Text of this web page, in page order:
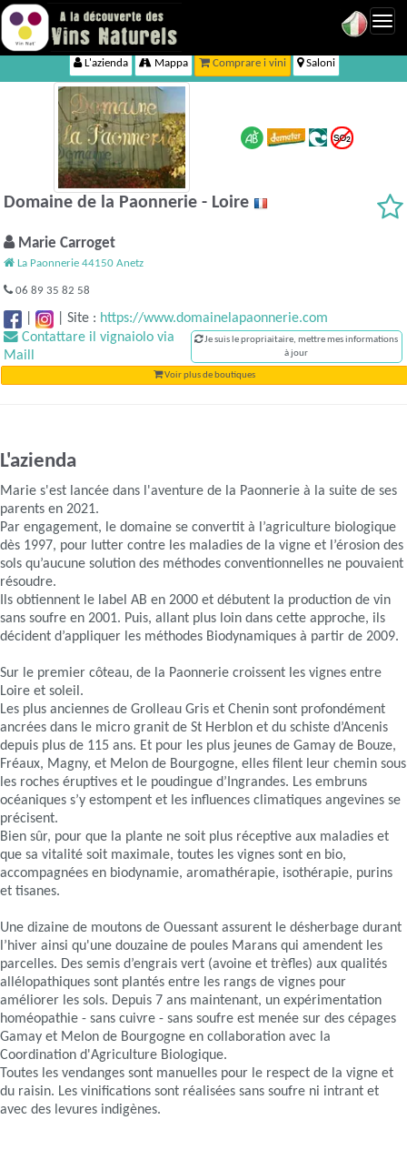
L'azienda Mappa Comprare i vini Saloni
Domaine de la Paonnerie - Loire
Marie Carroget
La Paonnerie 44150 Anetz
06 89 35 82 58
| |Site : https://www.domainelapaonnerie.com
Contattare il vignaiolo via
Maill
Je suis le propriaitaire, mettre mes informations
à jour
Voir plus de boutiques
L'azienda
Marie s'est lancée dans l'aventure de la Paonnerie à la suite de ses
parents en 2021.
Par engagement, le domaine se convertit à l’agriculture biologique
dès 1997, pour lutter contre les maladies de la vigne et l’érosion des
sols qu’aucune solution des méthodes conventionnelles ne pouvaient
résoudre.
Ils obtiennent le label AB en 2000 et débutent la production de vin
sans soufre en 2001. Puis, allant plus loin dans cette approche, ils
décident d’appliquer les méthodes Biodynamiques à partir de 2009.
Sur le premier côteau, de la Paonnerie croissent les vignes entre
Loire et soleil.
Les plus anciennes de Grolleau Gris et Chenin sont profondément
ancrées dans le micro granit de St Herblon et du schiste d’Ancenis
depuis plus de 115 ans. Et pour les plus jeunes de Gamay de Bouze,
Fréaux, Magny, et Melon de Bourgogne, elles filent leur chemin sous
les roches éruptives et le poudingue d’Ingrandes. Les embruns
océaniques s’y estompent et les influences climatiques angevines se
précisent.
Bien sûr, pour que la plante ne soit plus réceptive aux maladies et
que sa vitalité soit maximale, toutes les vignes sont en bio,
accompagnées en biodynamie, aromathérapie, isothérapie, purins
et tisanes.
Une dizaine de moutons de Ouessant assurent le désherbage durant
l’hiver ainsi qu'une douzaine de poules Marans qui amendent les
parcelles. Des semis d’engrais vert (avoine et trèfles) aux qualités
allélopathiques sont plantés entre les rangs de vignes pour
améliorer les sols. Depuis 7 ans maintenant, un expérimentation
homéopathie - sans cuivre - sans soufre est menée sur des cépages
Gamay et Melon de Bourgogne en collaboration avec la
Coordination d'Agriculture Biologique.
Toutes les vendanges sont manuelles pour le respect de la vigne et
du raisin. Les vinifications sont réalisées sans soufre ni intrant et
avec des levures indigènes.